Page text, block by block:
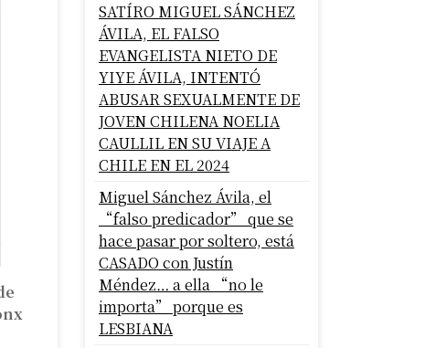
SATÍRO MIGUEL SÁNCHEZ
ÁVILA, EL FALSO
EVANGELISTA NIETO DE
YIYE ÁVILA, INTENTÓ
ABUSAR SEXUALMENTE DE
JOVEN CHILENA NOELIA
CAULLIL EN SU VIAJE A
CHILE EN EL 2024
Miguel Sánchez Ávila, el
“falso predicador” que se
hace pasar por soltero, está
CASADO con Justín
Méndez… a ella “no le
importa” porque es
LESBIANA